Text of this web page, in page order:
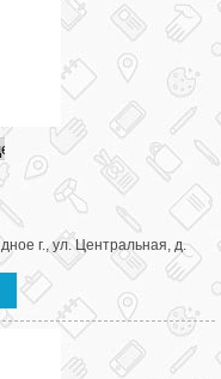
г., ул. Центральная, д.